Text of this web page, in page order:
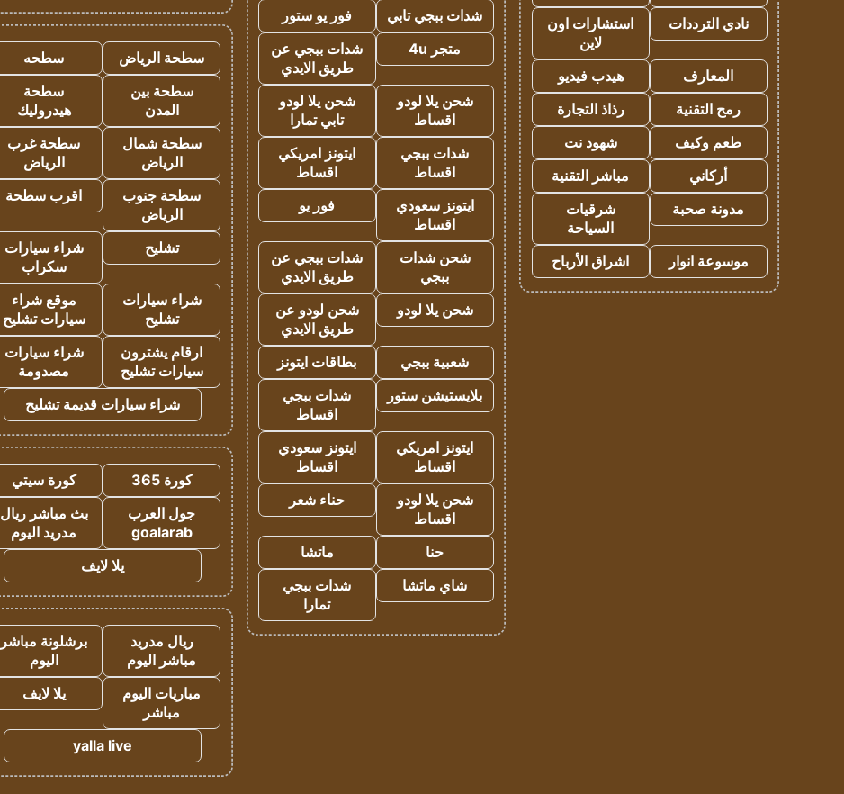
نادي الترددات
استشارات اون
لاين
المعارف
هيدب فيديو
رمح التقنية
رذاذ التجارة
طعم وكيف
شهود نت
أركاني
مباشر التقنية
مدونة صحبة
شرقيات
السياحة
موسوعة انوار
اشراق الأرباح
شدات ببجي تابي
فور يو ستور
متجر 4u
شدات ببجي عن
طريق الايدي
شحن يلا لودو
اقساط
شحن يلا لودو
تابي تمارا
شدات ببجي
اقساط
ايتونز امريكي
اقساط
ايتونز سعودي
اقساط
فور يو
شحن شدات
ببجي
شدات ببجي عن
طريق الايدي
شحن يلا لودو
شحن لودو عن
طريق الايدي
شعبية ببجي
بطاقات ايتونز
بلايستيشن ستور
شدات ببجي
اقساط
ايتونز امريكي
اقساط
ايتونز سعودي
اقساط
شحن يلا لودو
اقساط
حناء شعر
حنا
ماتشا
شاي ماتشا
شدات ببجي
تمارا
سطحة الرياض
سطحه
سطحة بين
المدن
سطحة
هيدروليك
سطحة شمال
الرياض
سطحة غرب
الرياض
سطحة جنوب
الرياض
اقرب سطحة
تشليح
شراء سيارات
سكراب
شراء سيارات
تشليح
موقع شراء
سيارات تشليح
ارقام يشترون
سيارات تشليح
شراء سيارات
مصدومة
شراء سيارات قديمة تشليح
كورة 365
كورة سيتي
جول العرب
goalarab
بث مباشر ريال
مدريد اليوم
يلا لايف
ريال مدريد
مباشر اليوم
برشلونة مباشر
اليوم
مباريات اليوم
مباشر
يلا لايف
yalla live